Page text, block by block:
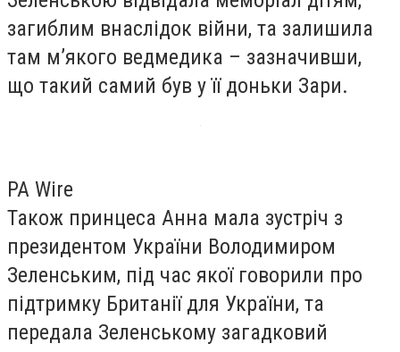
загиблим внаслідок війни, та залишила
там м’якого ведмедика – зазначивши,
що такий самий був у її доньки Зари.
PA Wire
Також принцеса Анна мала зустріч з
президентом України Володимиром
Зеленським, під час якої говорили про
підтримку Британії для України, та
передала Зеленському загадковий